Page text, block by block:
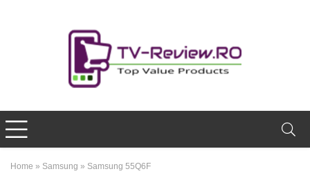
Home » Samsung » Samsung 55Q6F